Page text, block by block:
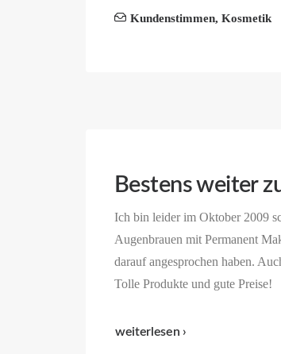
Kundenstimmen, Kosmetik
Bestens weiter
Ich bin leider im Oktober 2009
Augenbrauen mit Permanent
darauf angesprochen haben.
Tolle Produkte und gute Preise!
weiterlesen ›